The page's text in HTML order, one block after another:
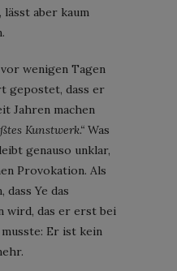
aber kaum
wenigen Tagen
gepostet, dass er
Jahren machen
Kunstwerk.“ Was
genauso unklar,
Provokation. Als
Ye das
wird, das er erst bei
Er ist kein